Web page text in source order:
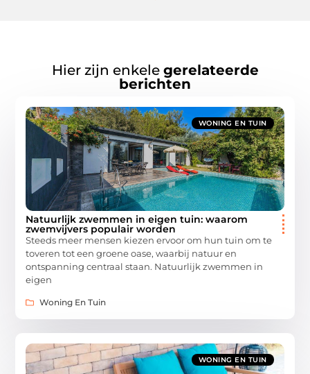
Hier zijn enkele gerelateerde
berichten
WONING EN TUIN
Natuurlijk zwemmen in eigen tuin: waarom
zwemvijvers populair worden
Steeds meer mensen kiezen ervoor om hun tuin om te
toveren tot een groene oase, waarbij natuur en
ontspanning centraal staan. Natuurlijk zwemmen in
eigen
Woning En Tuin
WONING EN TUIN